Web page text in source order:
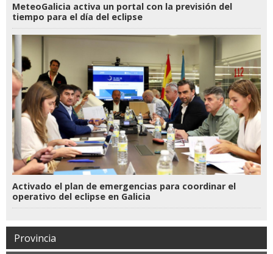
MeteoGalicia activa un portal con la previsión del
tiempo para el día del eclipse
Activado el plan de emergencias para coordinar el
operativo del eclipse en Galicia
Provincia